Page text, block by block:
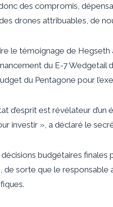
des compromis,
drones attribuables, de
le témoignage de Hegseth
du E-7 Wedgetail
du Pentagone pour
d’esprit est révélateur
investir », a déclaré le
budgétaires
de sorte que le responsable